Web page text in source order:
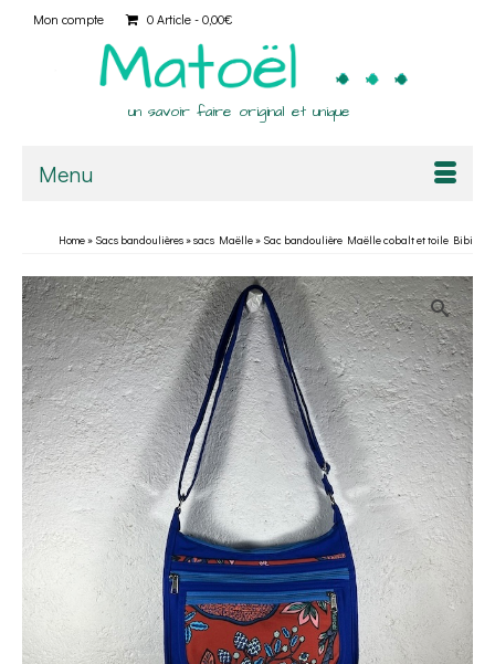
Mon compte 0 Article 0,00€
un savoir faire original et unique
Menu
Home» Sacs bandoulières»sacs Maëlle» Sac bandoulière Maëlle cobalt et toile Bibi